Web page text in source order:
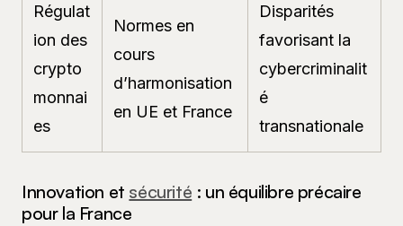
Régulat
ion des
crypto
monnai
es
Normes en
cours
d’harmonisation
en UE et France
Disparités
favorisant la
cybercriminalit
é
transnationale
Innovation et sécurité : un équilibre précaire
pour la France